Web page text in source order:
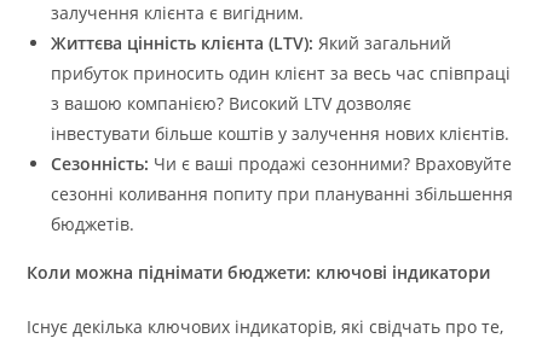
залучення клієнта є вигідним.
Життєва цінність клієнта (LTV): Який загальний
прибуток приносить один клієнт за весь час співпраці
з вашою компанією? Високий LTV дозволяє
інвестувати більше коштів у залучення нових клієнтів.
Сезонність: Чи є ваші продажі сезонними? Враховуйте
сезонні коливання попиту при плануванні збільшення
бюджетів.
Коли можна піднімати бюджети: ключові індикатори
Існує декілька ключових індикаторів, які свідчать про те,